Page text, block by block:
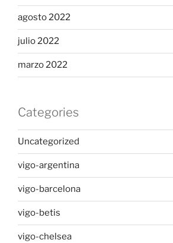
agosto 2022
julio 2022
marzo 2022
Categories
Uncategorized
vigo-argentina
vigo-barcelona
vigo-betis
vigo-chelsea